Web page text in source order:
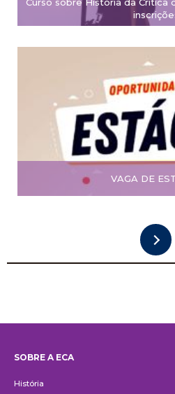
VAGA DE
SOBRE A ECA
História